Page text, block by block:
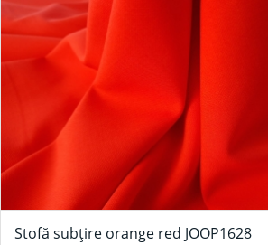
Stofă subțire orange red JOOP1628